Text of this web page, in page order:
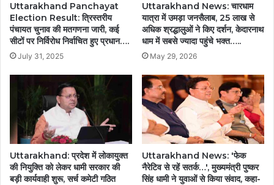
Uttarakhand Panchayat
Election Result: त्रिस्तरीय
पंचायत चुनाव की मतगणना जारी, कई
सीटों पर निर्विरोध निर्वाचित हुए प्रधान….
July 31, 2025
Uttarakhand News: चारधाम
यात्रा में उमड़ा जनसैलाब, 25 लाख से
अधिक श्रद्धालुओं ने किए दर्शन, केदारनाथ
धाम में सबसे ज्यादा पहुंचे भक्त…..
May 29, 2026
Uttarakhand: प्रदेश में लोकायुक्त
की नियुक्ति को लेकर धामी सरकार की
बड़ी कार्यवाही शुरू, सर्च कमेटी गठित
Uttarakhand News: 'फेक
नैरेटिव से रहें सतर्क…', मुख्यमंत्री पुष्कर
सिंह धामी ने युवाओं से किया संवाद, कहा-